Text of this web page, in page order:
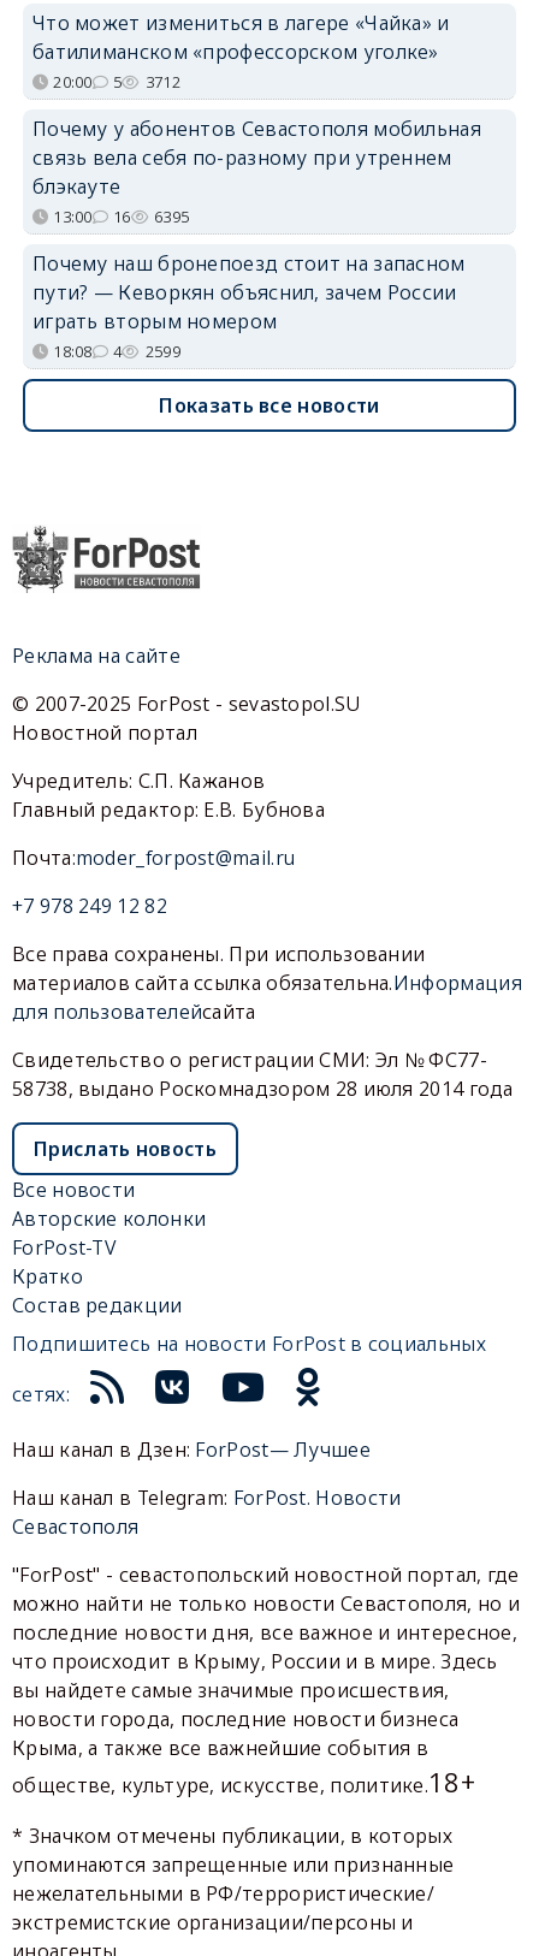
Что может измениться в лагере «Чайка» и
батилиманском «профессорском уголке»
20:00 5 3712
Почему у абонентов Севастополя мобильная
связь вела себя по-разному при утреннем
блэкауте
13:00 16 6395
Почему наш бронепоезд стоит на запасном
пути? — Кеворкян объяснил, зачем России
играть вторым номером
18:08 4 2599
Показать все новости
Реклама на сайте
© 2007-2025 ForPost - sevastopol.SU
Новостной портал
Учредитель: С.П. Кажанов
Главный редактор: Е.В. Бубнова
Почта:moder_forpost@mail.ru
+7 978 249 12 82
Все права сохранены. При использовании
материалов сайта ссылка обязательна.Информация
для пользователейсайта
Свидетельство о регистрации СМИ: Эл № ФС77-
58738, выдано Роскомнадзором 28 июля 2014 года
Прислать новость
Все новости
Авторские колонки
ForPost-TV
Кратко
Состав редакции
Подпишитесь на новости ForPost в социальных
сетях:
Наш канал в Дзен: ForPost— Лучшее
Наш канал в Telegram: ForPost. Новости
Севастополя
"ForPost" - севастопольский новостной портал, где
можно найти не только новости Севастополя, но и
последние новости дня, все важное и интересное,
что происходит в Крыму, России и в мире. Здесь
вы найдете самые значимые происшествия,
новости города, последние новости бизнеса
Крыма, а также все важнейшие события в
обществе, культуре, искусстве, политике.18+
* Значком отмечены публикации, в которых
упоминаются запрещенные или признанные
нежелательными в РФ/террористические/
экстремистские организации/персоны и